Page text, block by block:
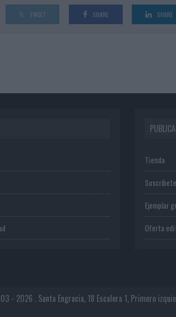
TWEET SHARE SHARE
Tienda
Suscríbete
Ejemplar
Oferta
- 2026 . Santa Engracia, 18 Escalera 1, Primero